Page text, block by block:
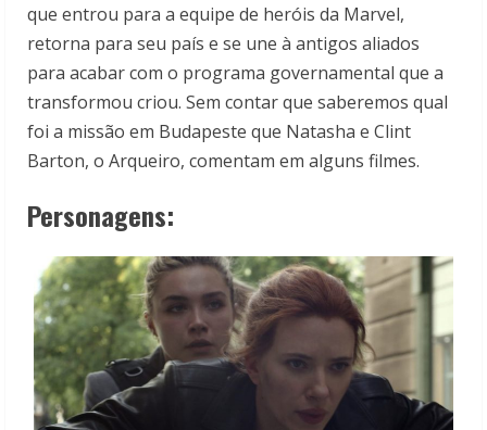
que entrou para a equipe de heróis da Marvel,
retorna para seu país e se une à antigos aliados
para acabar com o programa governamental que a
transformou criou. Sem contar que saberemos qual
foi a missão em Budapeste que Natasha e Clint
Barton, o Arqueiro, comentam em alguns filmes.
Personagens: